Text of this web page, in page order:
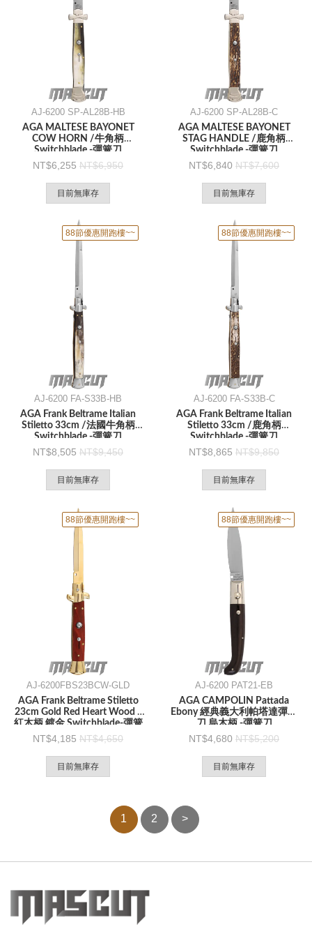
AJ-6200 SP-AL28B-HB
AGA MALTESE BAYONET
COW HORN /牛角柄
Switchblade -彈簧刀
6,255 6,950
目前無庫存
AJ-6200 SP-AL28B-C
AGA MALTESE BAYONET
STAG HANDLE /鹿角柄
Switchblade -彈簧刀
6,840 7,600
目前無庫存
88節優惠開跑樓~~
AJ-6200 FA-S33B-HB
AGA Frank Beltrame Italian
Stiletto 33cm /法國牛角柄
Switchblade -彈簧刀
8,505 9,450
目前無庫存
88節優惠開跑樓~~
AJ-6200 FA-S33B-C
AGA Frank Beltrame Italian
Stiletto 33cm /鹿角柄
Switchblade -彈簧刀
8,865 9,850
目前無庫存
88節優惠開跑樓~~
AJ-6200FBS23BCW-GLD
AGA Frank Beltrame Stiletto
23cm Gold Red Heart Wood /
紅木柄 鍍金 Switchblade-彈簧
刀
4,185 4,650
目前無庫存
88節優惠開跑樓~~
AJ-6200 PAT21-EB
AGA CAMPOLIN Pattada
Ebony 經典義大利帕塔達彈簧
刀 烏木柄 -彈簧刀
4,680 5,200
目前無庫存
1 2 >